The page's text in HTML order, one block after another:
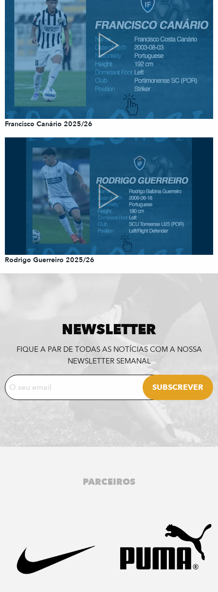
Francisco Canário 2025/26
Rodrigo Guerreiro 2025/26
NEWSLETTER
FIQUE A PAR DE TODAS AS NOTÍCIAS COM A NOSSA
NEWSLETTER SEMANAL
PARCEIROS